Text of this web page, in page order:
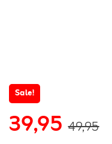
Sale!
39,95 49,95